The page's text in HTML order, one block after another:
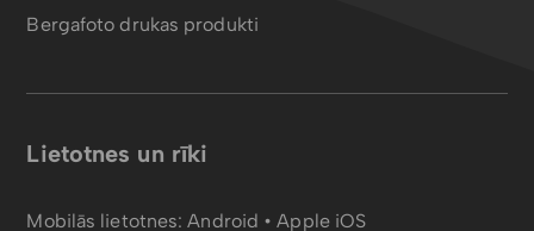
Bergafoto drukas produkti
Lietotnes un rīki
Mobilās lietotnes:Android •Apple iOS